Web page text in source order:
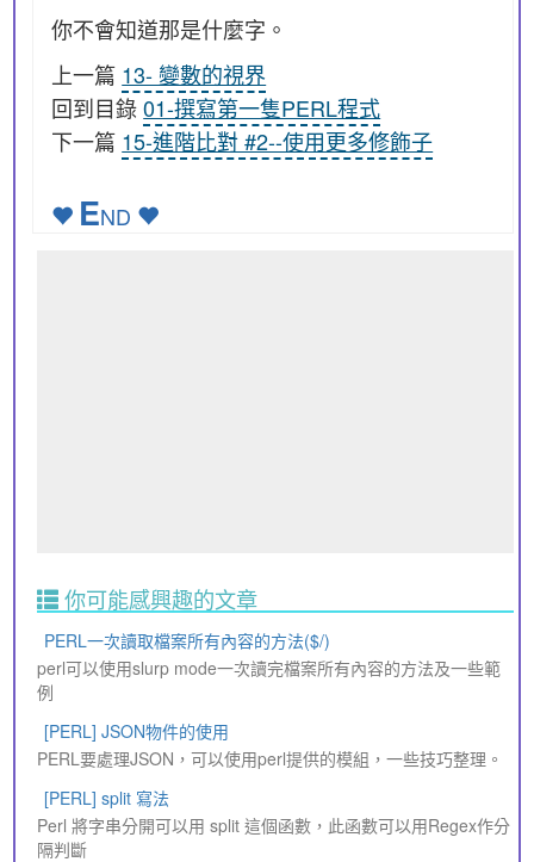
你不會知道那是什麼字。
上一篇 13- 變數的視界
回到目錄01-撰寫第一隻PERL程式
下一篇 15-進階比對 #2--使用更多修飾子
END
你可能感興趣的文章
PERL一次讀取檔案所有內容的方法($/)
perl可以使用slurp mode一次讀完檔案所有內容的方法及一些範
例
[PERL] JSON物件的使用
PERL要處理JSON，可以使用perl提供的模組，一些技巧整理。
[PERL] split 寫法
Perl 將字串分開可以用 split 這個函數，此函數可以用Regex作分
隔判斷